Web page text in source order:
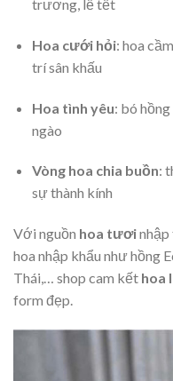
trương, lễ tết
Hoa cưới hỏi: hoa
trí sân khấu
Hoa tình yêu: bó
ngào
Vòng hoa chia buồn:
sự thành kính
Với nguồn hoa tươi
hoa nhập khẩu như hồng
Thái,… shop cam kết hoa
form đẹp.